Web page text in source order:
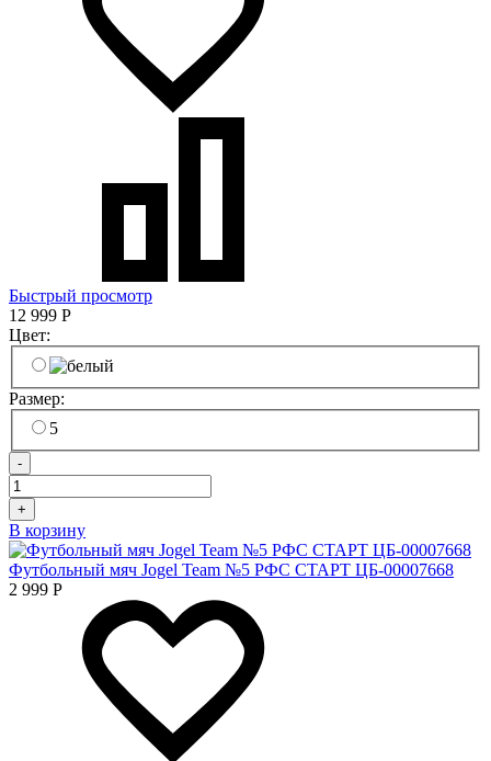
Быстрый просмотр
12 999 Р
Цвет:
Размер:
5
-
+
В корзину
Футбольный мяч Jogel Team №5 РФС СТАРТ ЦБ-00007668
2 999 Р